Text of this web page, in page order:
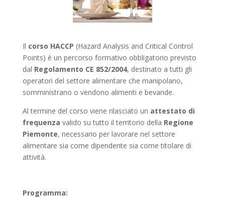
Il corso HACCP (Hazard Analysis and Critical Control
Points) è un percorso formativo obbligatorio previsto
dal Regolamento CE 852/2004, destinato a tutti gli
operatori del settore alimentare che manipolano,
somministrano o vendono alimenti e bevande.
Al termine del corso viene rilasciato un attestato di
frequenza valido su tutto il territorio della Regione
Piemonte, necessario per lavorare nel settore
alimentare sia come dipendente sia come titolare di
attività.
Programma: